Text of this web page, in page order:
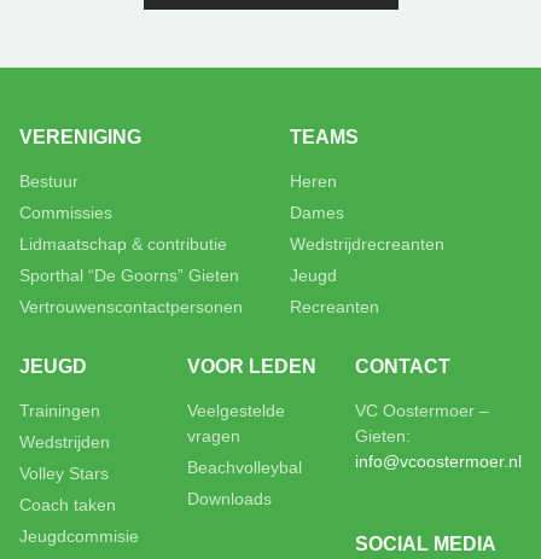
VERENIGING
Bestuur
Commissies
Lidmaatschap & contributie
Sporthal “De Goorns” Gieten
Vertrouwenscontactpersonen
TEAMS
Heren
Dames
Wedstrijdrecreanten
Jeugd
Recreanten
JEUGD
Trainingen
Wedstrijden
Volley Stars
Coach taken
Jeugdcommisie
VOOR LEDEN
Veelgestelde
vragen
Beachvolleybal
Downloads
CONTACT
VC Oostermoer –
Gieten:
info@vcoostermoer.nl
SOCIAL MEDIA